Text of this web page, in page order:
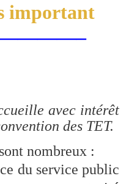
important
avec intérêt
des TET.
nombreux :
du service public